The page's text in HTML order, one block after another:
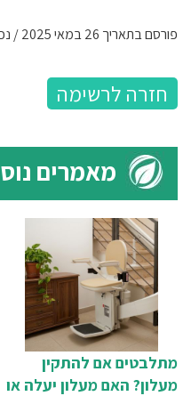
פורסם בתאריך 26 במאי 2025 / נכתב ע"י נעמה יפת
חזרה לרשימה
מאמרים
מתלבטים אם להתקין
מעלון? האם מעלון יעלה או